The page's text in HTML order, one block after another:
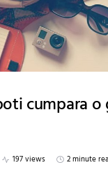
cumpara o
197 views
2 minute